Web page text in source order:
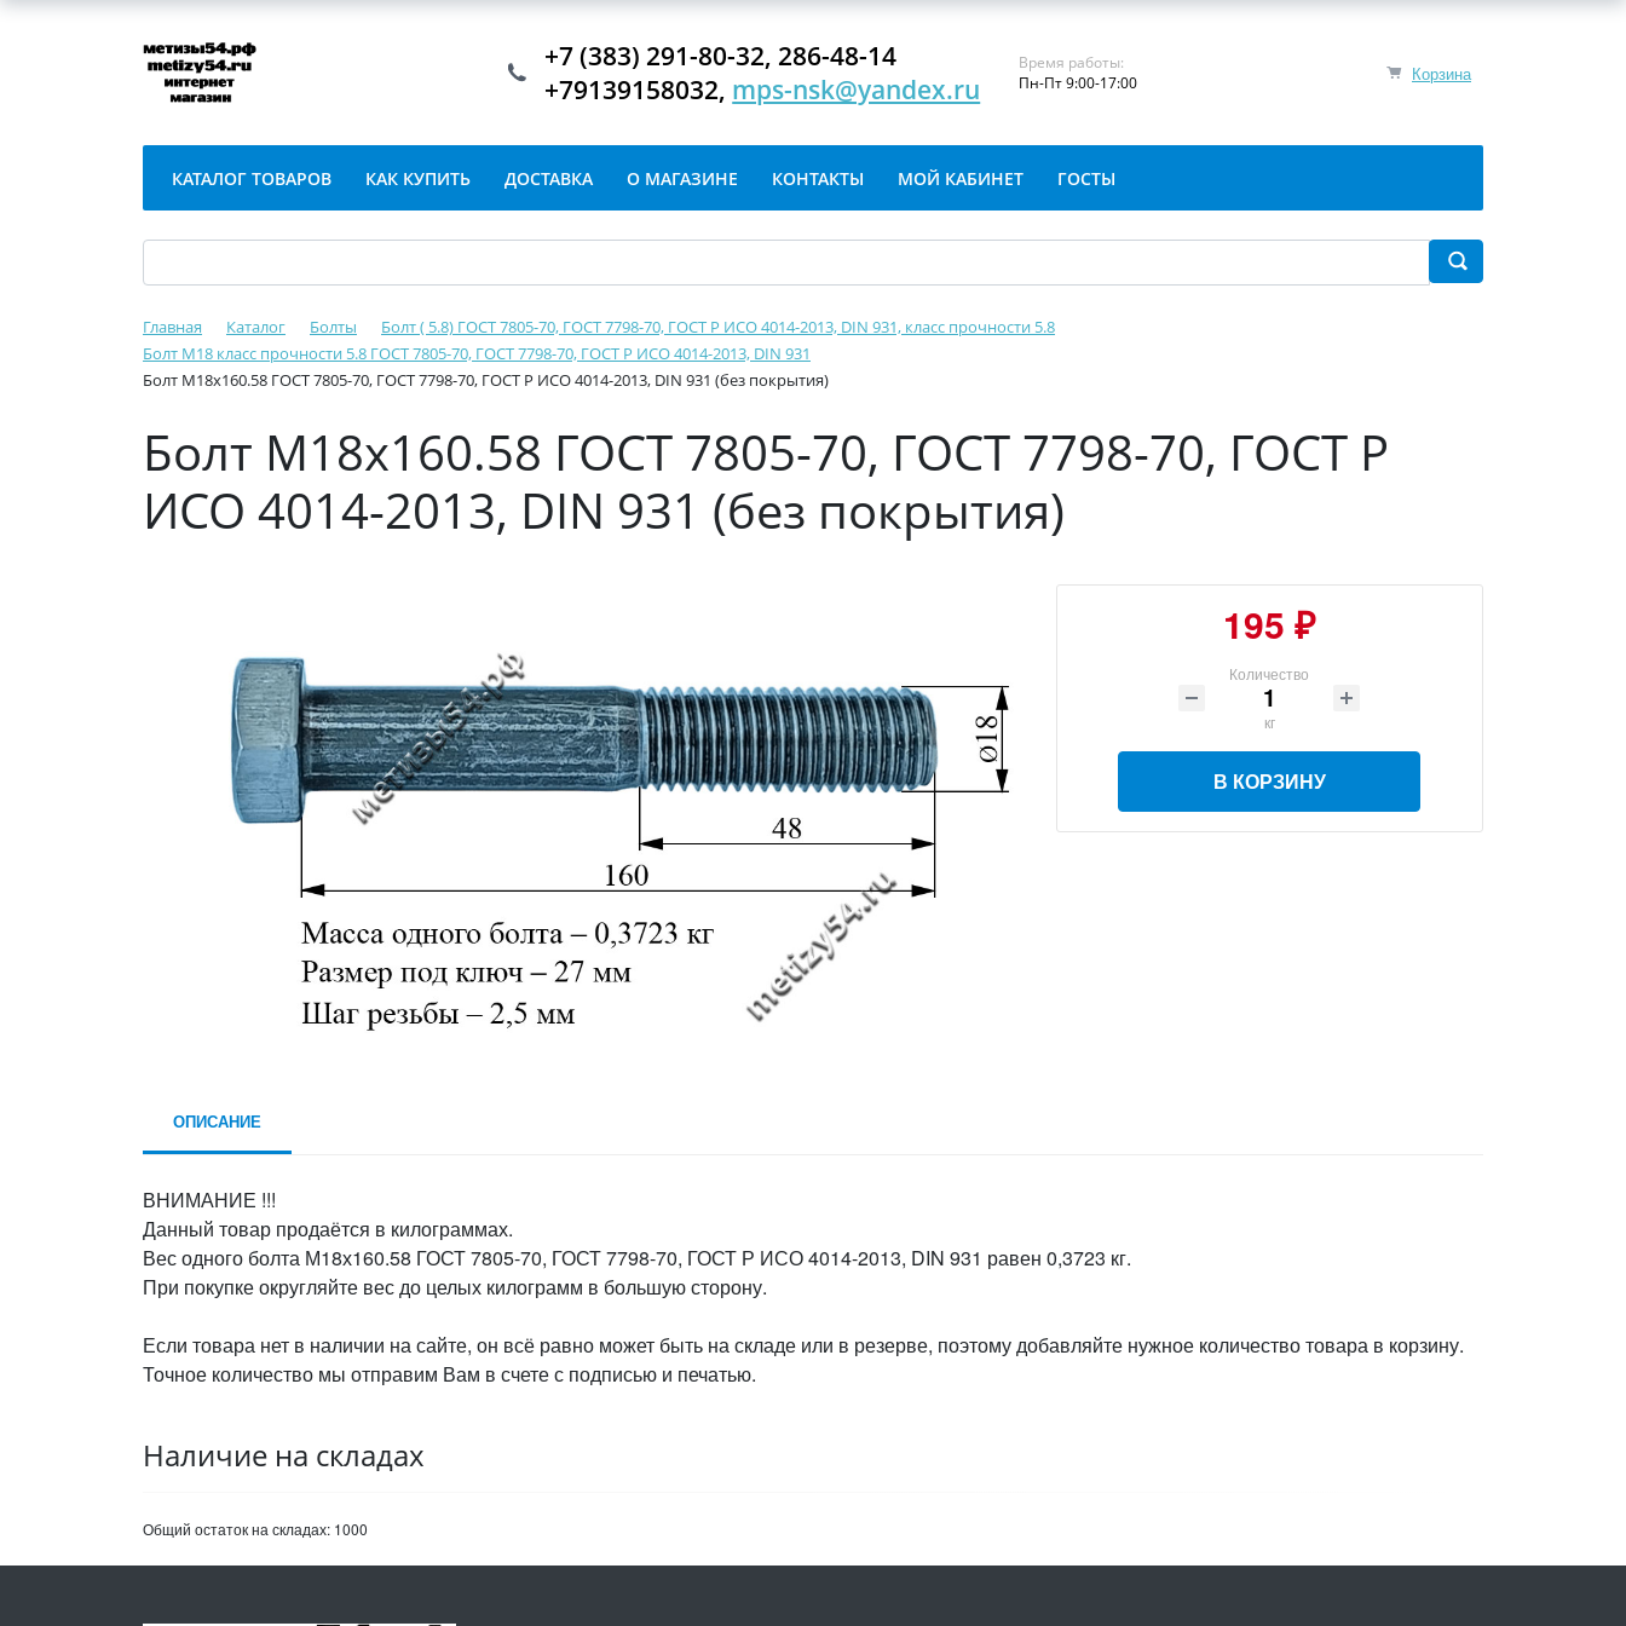
Корзина
+7 (383) 291-80-32, 286-48-14
+79139158032, mps-nsk@yandex.ru
Время работы:
Пн-Пт 9:00-17:00
КАТАЛОГ ТОВАРОВ КАК КУПИТЬ ДОСТАВКА О МАГАЗИНЕ КОНТАКТЫ МОЙ КАБИНЕТ ГОСТЫ
Главная Каталог Болты
Болт ( 5.8) ГОСТ 7805-70, ГОСТ 7798-70, ГОСТ Р ИСО 4014-2013, DIN 931, класс прочности 5.8
Болт М18 класс прочности 5.8 ГОСТ 7805-70, ГОСТ 7798-70, ГОСТ Р ИСО 4014-2013, DIN 931
Болт М18х160.58 ГОСТ 7805-70, ГОСТ 7798-70, ГОСТ Р ИСО 4014-2013, DIN 931 (без покрытия)
Болт М18х160.58 ГОСТ 7805-70, ГОСТ 7798-70, ГОСТ Р
ИСО 4014-2013, DIN 931 (без покрытия)
195 ₽
Количество
кг
В КОРЗИНУ
ОПИСАНИЕ
ВНИМАНИЕ !!!
Данный товар продаётся в килограммах.
Вес одного болта М18х160.58 ГОСТ 7805-70, ГОСТ 7798-70, ГОСТ Р ИСО 4014-2013, DIN 931 равен 0,3723 кг.
При покупке округляйте вес до целых килограмм в большую сторону.
Если товара нет в наличии на сайте, он всё равно может быть на складе или в резерве, поэтому добавляйте нужное количество товара в корзину.
Точное количество мы отправим Вам в счете с подписью и печатью.
Наличие на складах
Общий остаток на складах: 1000